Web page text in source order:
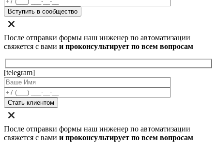
После отправки формы наш инженер по автоматизации
свяжется с вами и проконсультирует по всем вопросам
[telegram]
После отправки формы наш инженер по автоматизации
свяжется с вами и проконсультирует по всем вопросам